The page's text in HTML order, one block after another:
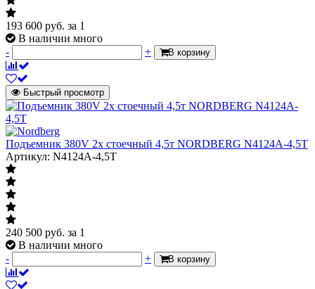
193 600 руб. за 1
В наличии много
-
+ В корзину
Быстрый просмотр
Подъемник 380V 2х стоечный 4,5т NORDBERG N4124A-4,5T
Артикул: N4124A-4,5T
240 500 руб. за 1
В наличии много
-
+ В корзину